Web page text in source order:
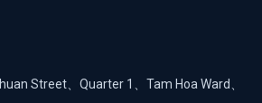
Street、Quarter 1、Tam Hoa Ward、